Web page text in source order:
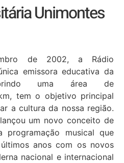
Unimontes
de 2002, a Rádio
emissora educativa da
uma área de
tem o objetivo principal
a cultura da nossa região.
um novo conceito de
programação musical que
anos com os novos
nacional e internacional